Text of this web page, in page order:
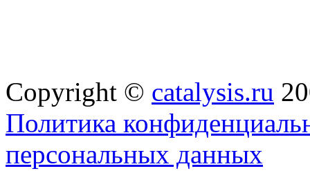
Copyright © catalysis.ru
Политика
персональных данных